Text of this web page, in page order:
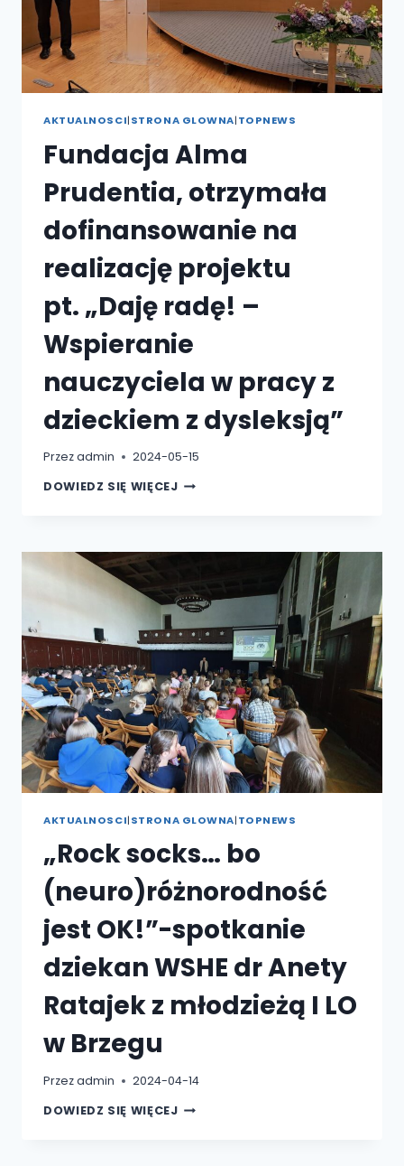
AKTUALNOSCI|STRONA GLOWNA|TOPNEWS
Fundacja Alma
Prudentia, otrzymała
dofinansowanie na
realizację projektu
pt. „Daję radę! –
Wspieranie
nauczyciela w pracy z
dzieckiem z dysleksją”
Przezadmin
2024-05-15
DOWIEDZ SIĘ WIĘCEJFUNDACJA
RADĘ!
–
WSPIERANIE
NAUCZYCIELA
W
PRACY
Z
DZIECKIEM
Z
DYSLEKSJĄ”
AKTUALNOSCI|STRONA GLOWNA|TOPNEWS
„Rock socks… bo
(neuro)różnorodność
jest OK!”-spotkanie
dziekan WSHE dr Anety
Ratajek z młodzieżą I LO
w Brzegu
Przezadmin
2024-04-14
DOWIEDZ SIĘ WIĘCEJ„ROCK